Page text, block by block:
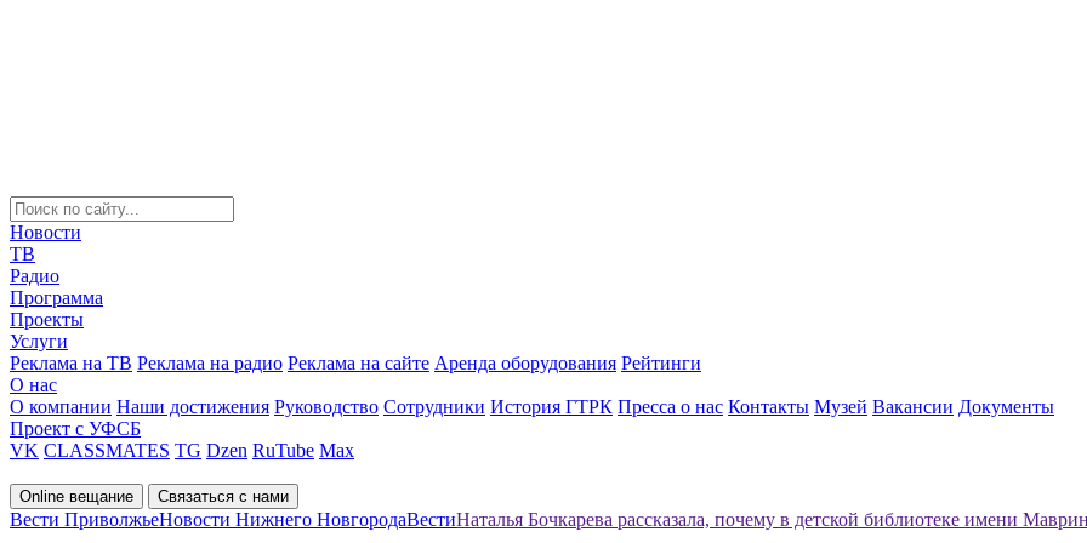
Новости
ТВ
Радио
Программа
Проекты
Услуги
Реклама на ТВ Реклама на радио Реклама на сайте Аренда оборудования Рейтинги
О нас
О компании Наши достижения Руководство Сотрудники История ГТРК Пресса о нас Контакты Музей Вакансии Документы
Проект с УФСБ
VK CLASSMATES TG Dzen RuTube Max
Online вещание Связаться с нами
Вести ПриволжьеНовости Нижнего НовгородаВестиНаталья Бочкарева рассказала, почему в детской библиотеке имени